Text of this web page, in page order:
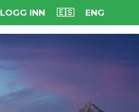
LOGG INN 🇪🇸 ENG